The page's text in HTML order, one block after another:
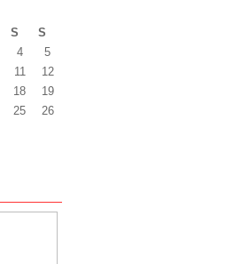
S S
4
5
11
12
18
19
25
26